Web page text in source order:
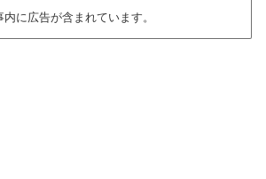
内に広告が含まれています。